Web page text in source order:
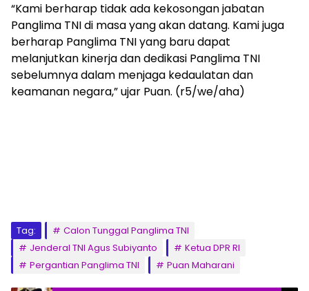
“Kami berharap tidak ada kekosongan jabatan
Panglima TNI di masa yang akan datang. Kami juga
berharap Panglima TNI yang baru dapat
melanjutkan kinerja dan dedikasi Panglima TNI
sebelumnya dalam menjaga kedaulatan dan
keamanan negara,” ujar Puan. (r5/we/aha)
Tag:
Calon Tunggal Panglima TNI
Jenderal TNI Agus Subiyanto
Ketua DPR RI
Pergantian Panglima TNI
Puan Maharani